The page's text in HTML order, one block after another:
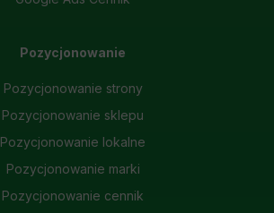
Pozycjonowanie
Pozycjonowanie strony
Pozycjonowanie sklepu
Pozycjonowanie lokalne
Pozycjonowanie marki
Pozycjonowanie cennik